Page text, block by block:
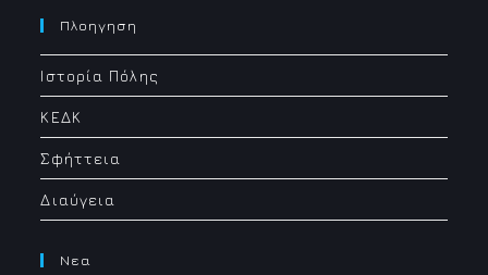
Πλοηγηση
Ιστορία Πόλης
ΚΕΔΚ
Σφήττεια
Διαύγεια
Νεα